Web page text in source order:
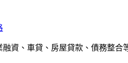
資、車貸、房屋貸款、債務整合